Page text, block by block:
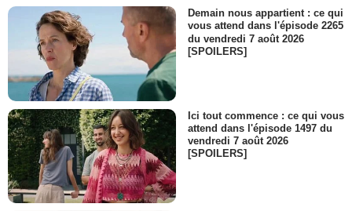
Demain nous appartient : ce qui
vous attend dans l'épisode 2265
du vendredi 7 août 2026
[SPOILERS]
Ici tout commence : ce qui vous
attend dans l'épisode 1497 du
vendredi 7 août 2026
[SPOILERS]